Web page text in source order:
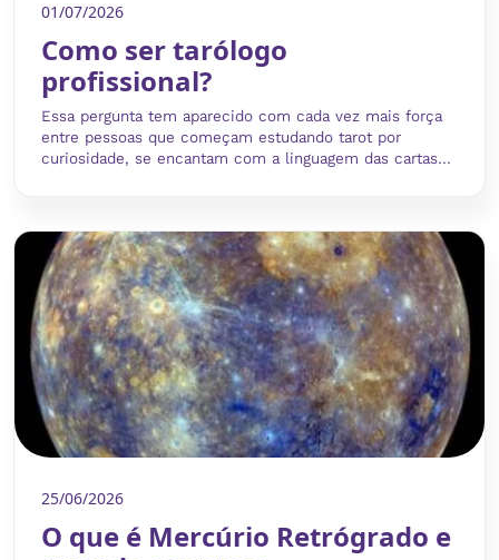
01/07/2026
Como ser tarólogo
profissional?
Essa pergunta tem aparecido com cada vez mais força
entre pessoas que começam estudando tarot por
curiosidade, se encantam com a linguagem das cartas...
25/06/2026
O que é Mercúrio Retrógrado e